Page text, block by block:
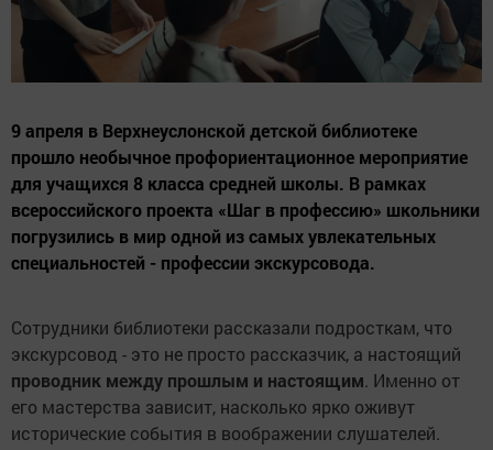
9 апреля в Верхнеуслонской детской библиотеке
прошло необычное профориентационное мероприятие
для учащихся 8 класса средней школы. В рамках
всероссийского проекта «Шаг в профессию» школьники
погрузились в мир одной из самых увлекательных
специальностей - профессии экскурсовода.
Сотрудники библиотеки рассказали подросткам, что
экскурсовод - это не просто рассказчик, а настоящий
проводник между прошлым и настоящим. Именно от
его мастерства зависит, насколько ярко оживут
исторические события в воображении слушателей.